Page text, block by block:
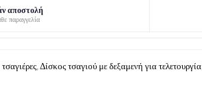
αποστολή
παραγγελία
Δίσκος τσαγιού με δεξαμενή για τελετουργία